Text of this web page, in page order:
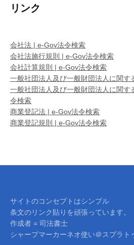
リンク
会社法 | e-Gov法令検索
会社法施行規則 | e-Gov法令検索
会社計算規則 | e-Gov法令検索
一般社団法人及び一般財団法人に関す
一般社団法人及び一般財団法人に関
令検索
商業登記法 | e-Gov法令検索
商業登記規則 | e-Gov法令検索
サイトのコンセプトはシンプル
条文のリンク貼りを頑張っています。
作成者 = 司法書士
シャープマーカーネオ使い＠スプラト